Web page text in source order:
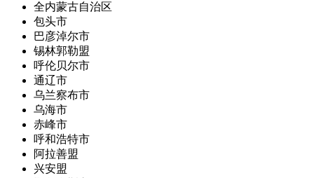
全内蒙古自治区
包头市
巴彦淖尔市
锡林郭勒盟
呼伦贝尔市
通辽市
乌兰察布市
乌海市
赤峰市
呼和浩特市
阿拉善盟
兴安盟